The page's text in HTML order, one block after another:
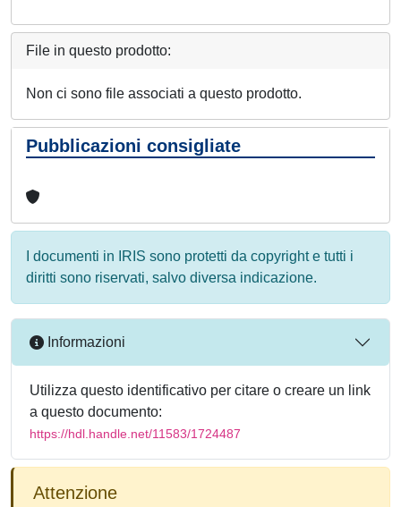
File in questo prodotto:
Non ci sono file associati a questo prodotto.
Pubblicazioni consigliate
I documenti in IRIS sono protetti da copyright e tutti i
diritti sono riservati, salvo diversa indicazione.
Informazioni
Utilizza questo identificativo per citare o creare un link
a questo documento:
https://hdl.handle.net/11583/1724487
Attenzione